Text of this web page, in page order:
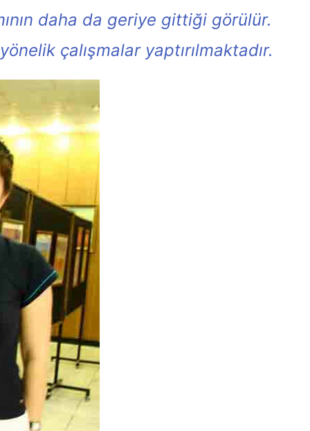
daha da geriye gittiği görülür.
çalışmalar yaptırılmaktadır.